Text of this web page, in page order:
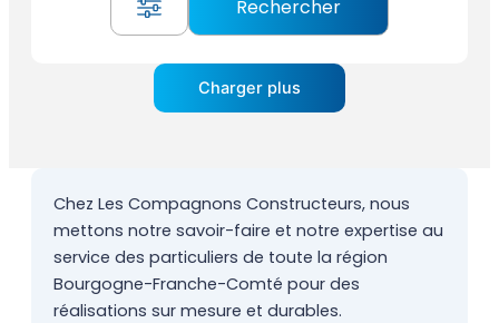
Charger plus
Chez Les Compagnons Constructeurs, nous
mettons notre savoir-faire et notre expertise au
service des particuliers de toute la région
Bourgogne-Franche-Comté pour des
réalisations sur mesure et durables.